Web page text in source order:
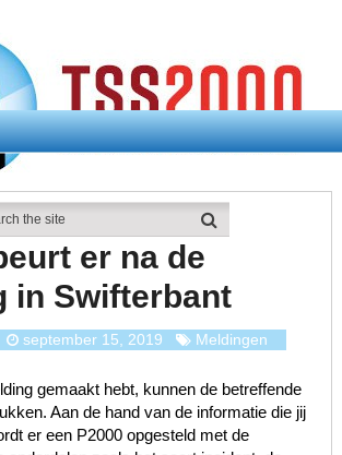
Wat Gebeurt Er Na De Melding In Swifterbant
er na de
in Swifterbant
september 15, 2019 Meldingen
gemaakt hebt, kunnen de betreffende
Aan de hand van de informatie die jij
er een P2000 opgesteld met de